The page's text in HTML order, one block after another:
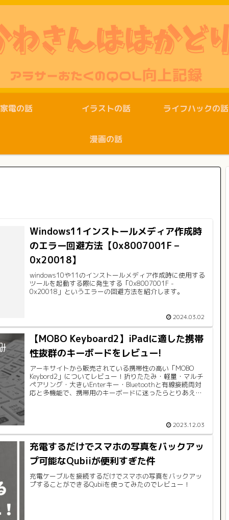
家電の話 イラストの話 ライフハックの話
漫画の話
Windows11インストールメディア作成時
のエラー回避方法【0x8007001F –
0x20018】
windows10や11のインストールメディア作成時に使用する
ツールを起動する際に発生する「0x8007001F -
0x20018」というエラーの回避方法を紹介します。
2024.03.02
【MOBO Keyboard2】iPadに適した携帯
性抜群のキーボードをレビュー!
アーキサイトから販売されている携帯性の高い「MOBO
Keybord2」についてレビュー！折りたたみ・軽量・マルチ
ペアリング・大きいEnterキー・Bluetoothと有線接続両対
応と多機能で、携帯用のキーボードに迷ったらとりあえず
2023.12.03
充電するだけでスマホの写真をバックアッ
プ可能なQubiiが便利すぎた件
充電ケーブルを接続するだけでスマホの写真をバックアッ
プすることができるQubiiを使ってみたのでレビュー！